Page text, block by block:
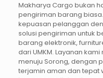
Makharya Cargo bukan
pengiriman barang
kepuasan pelanggan
solusi pengiriman untuk
barang elektronik,
dari UMKM. Layanan
menuju Sorong, dengan
terjamin aman dan tepat